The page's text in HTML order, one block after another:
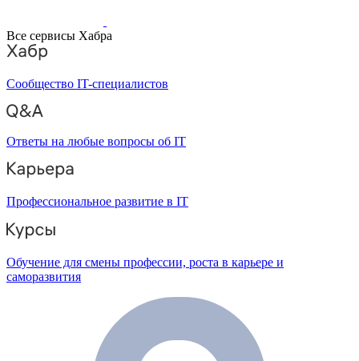
Все сервисы Хабра
Сообщество IT-специалистов
Ответы на любые вопросы об IT
Профессиональное развитие в IT
Обучение для смены профессии, роста в карьере и
саморазвития